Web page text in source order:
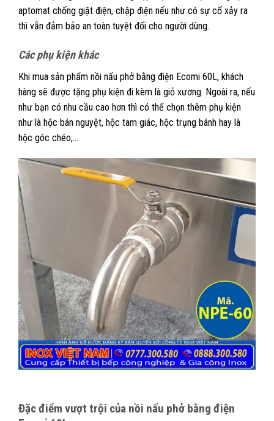
aptomat chống giật điện, chập điện nếu như có sự cố xảy ra
thì vẫn đảm bảo an toàn tuyệt đối cho người dùng.
Các phụ kiện khác
Khi mua sản phẩm nồi nấu phở bằng điện Ecomi 60L, khách
hàng sẽ được tặng phụ kiện đi kèm là giỏ xương. Ngoài ra, nếu
như bạn có nhu cầu cao hơn thì có thể chọn thêm phụ kiện
như là hộc bán nguyệt, hộc tam giác, hộc trụng bánh hay là
hộc góc chéo,…
Đặc điểm vượt trội của nồi nấu phở bằng điện